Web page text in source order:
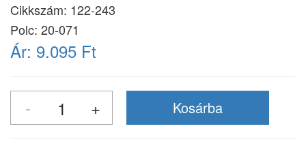
Cikkszám: 122-243
Polc: 20-071
Ár: 9.095 Ft